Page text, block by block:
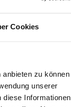
Cookies
zu können
unserer
diese Informationen